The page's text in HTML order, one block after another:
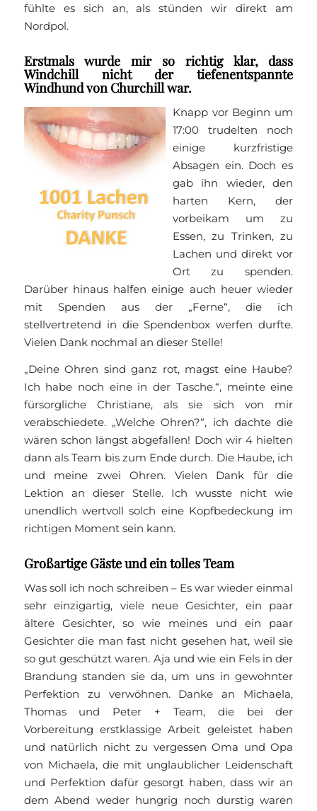
fühlte es sich an, als stünden wir direkt am
Nordpol.
Erstmals wurde mir so richtig klar, dass
Windchill nicht der tiefenentspannte
Windhund von Churchill war.
Knapp vor Beginn um
17:00 trudelten noch
einige kurzfristige
Absagen ein. Doch es
gab ihn wieder, den
harten Kern, der
vorbeikam um zu
Essen, zu Trinken, zu
Lachen und direkt vor
Ort zu spenden.
Darüber hinaus halfen einige auch heuer wieder
mit Spenden aus der „Ferne“, die ich
stellvertretend in die Spendenbox werfen durfte.
Vielen Dank nochmal an dieser Stelle!
„Deine Ohren sind ganz rot, magst eine Haube?
Ich habe noch eine in der Tasche.“, meinte eine
fürsorgliche Christiane, als sie sich von mir
verabschiedete. „Welche Ohren?“, ich dachte die
wären schon längst abgefallen! Doch wir 4 hielten
dann als Team bis zum Ende durch. Die Haube, ich
und meine zwei Ohren. Vielen Dank für die
Lektion an dieser Stelle. Ich wusste nicht wie
unendlich wertvoll solch eine Kopfbedeckung im
richtigen Moment sein kann.
Großartige Gäste und ein tolles Team
Was soll ich noch schreiben – Es war wieder einmal
sehr einzigartig, viele neue Gesichter, ein paar
ältere Gesichter, so wie meines und ein paar
Gesichter die man fast nicht gesehen hat, weil sie
so gut geschützt waren. Aja und wie ein Fels in der
Brandung standen sie da, um uns in gewohnter
Perfektion zu verwöhnen. Danke an Michaela,
Thomas und Peter + Team, die bei der
Vorbereitung erstklassige Arbeit geleistet haben
und natürlich nicht zu vergessen Oma und Opa
von Michaela, die mit unglaublicher Leidenschaft
und Perfektion dafür gesorgt haben, dass wir an
dem Abend weder hungrig noch durstig waren